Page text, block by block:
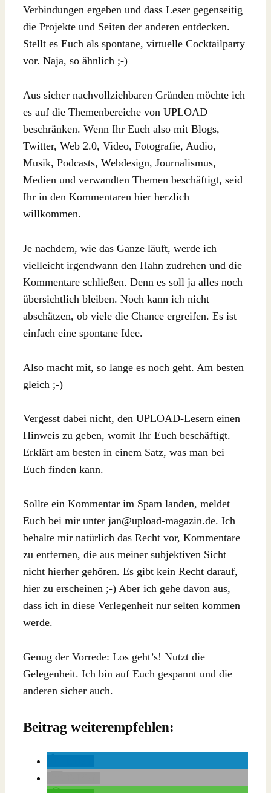
Verbindungen ergeben und dass Leser gegenseitig
die Projekte und Seiten der anderen entdecken.
Stellt es Euch als spontane, virtuelle Cocktailparty
vor. Naja, so ähnlich ;-)
Aus sicher nachvollziehbaren Gründen möchte ich
es auf die Themenbereiche von UPLOAD
beschränken. Wenn Ihr Euch also mit Blogs,
Twitter, Web 2.0, Video, Fotografie, Audio,
Musik, Podcasts, Webdesign, Journalismus,
Medien und verwandten Themen beschäftigt, seid
Ihr in den Kommentaren hier herzlich
willkommen.
Je nachdem, wie das Ganze läuft, werde ich
vielleicht irgendwann den Hahn zudrehen und die
Kommentare schließen. Denn es soll ja alles noch
übersichtlich bleiben. Noch kann ich nicht
abschätzen, ob viele die Chance ergreifen. Es ist
einfach eine spontane Idee.
Also macht mit, so lange es noch geht. Am besten
gleich ;-)
Vergesst dabei nicht, den UPLOAD-Lesern einen
Hinweis zu geben, womit Ihr Euch beschäftigt.
Erklärt am besten in einem Satz, was man bei
Euch finden kann.
Sollte ein Kommentar im Spam landen, meldet
Euch bei mir unter jan@upload-magazin.de. Ich
behalte mir natürlich das Recht vor, Kommentare
zu entfernen, die aus meiner subjektiven Sicht
nicht hierher gehören. Es gibt kein Recht darauf,
hier zu erscheinen ;-) Aber ich gehe davon aus,
dass ich in diese Verlegenheit nur selten kommen
werde.
Genug der Vorrede: Los geht’s! Nutzt die
Gelegenheit. Ich bin auf Euch gespannt und die
anderen sicher auch.
Beitrag weiterempfehlen: